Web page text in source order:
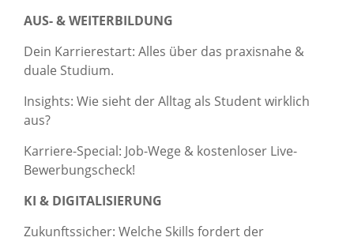
AUS- & WEITERBILDUNG
Dein Karrierestart: Alles über das praxisnahe &
duale Studium.
Insights: Wie sieht der Alltag als Student wirklich
aus?
Karriere-Special: Job-Wege & kostenloser Live-
Bewerbungscheck!
KI & DIGITALISIERUNG
Zukunftssicher: Welche Skills fordert der